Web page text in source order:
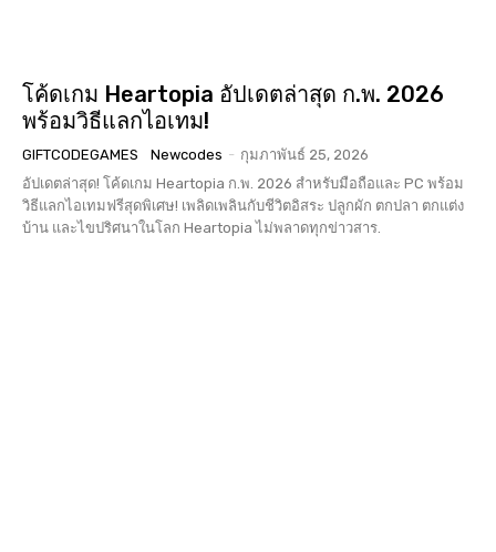
โค้ดเกม Heartopia อัปเดตล่าสุด ก.พ. 2026
พร้อมวิธีแลกไอเทม!
GIFTCODEGAMES Newcodes - กุมภาพันธ์ 25, 2026
อัปเดตล่าสุด! โค้ดเกม Heartopia ก.พ. 2026 สำหรับมือถือและ PC พร้อม
วิธีแลกไอเทมฟรีสุดพิเศษ! เพลิดเพลินกับชีวิตอิสระ ปลูกผัก ตกปลา ตกแต่ง
บ้าน และไขปริศนาในโลก Heartopia ไม่พลาดทุกข่าวสาร.